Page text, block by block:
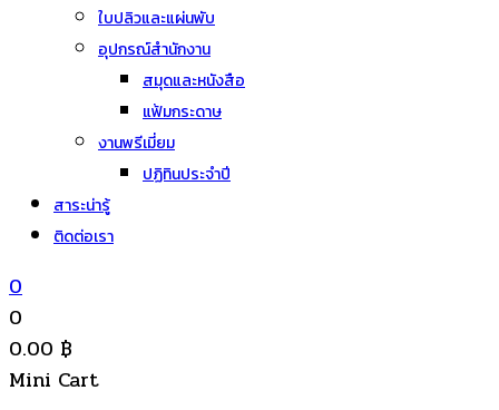
ใบปลิวและแผ่นพับ
อุปกรณ์สำนักงาน
สมุดและหนังสือ
แฟ้มกระดาษ
งานพรีเมี่ยม
ปฏิทินประจำปี
สาระน่ารู้
ติดต่อเรา
0
0
0.00 ฿
Mini Cart